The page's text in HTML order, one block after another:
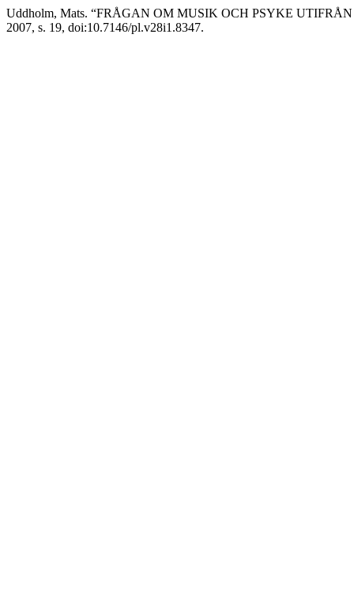
Uddholm, Mats. “FRÅGAN OM MUSIK OCH PSYKE
2007, s. 19, doi:10.7146/pl.v28i1.8347.